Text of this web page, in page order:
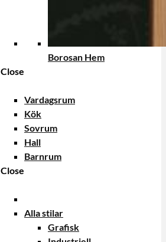
Borosan Hem
Close
Vardagsrum
Kök
Sovrum
Hall
Barnrum
Close
Alla stilar
Grafisk